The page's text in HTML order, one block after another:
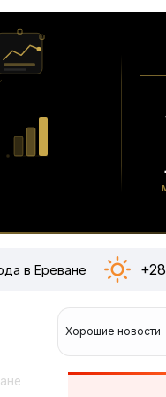
в Ереване +28
Хорошие новости